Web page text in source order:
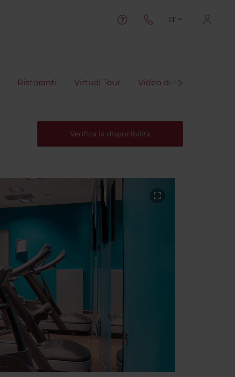
IT
Ristoranti Virtual Tour Video dell'Hotel
Verifica la disponibilità